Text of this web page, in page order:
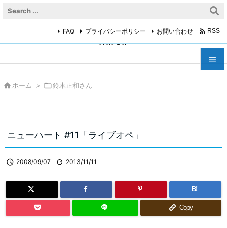
miroir



FAQ プライバシーポリシー お問い合わせ  RSS
 ホーム > 鈴木正和さん
ニューハート #11「ライブオペ」
 2008/09/07  2013/11/11
B!
Copy